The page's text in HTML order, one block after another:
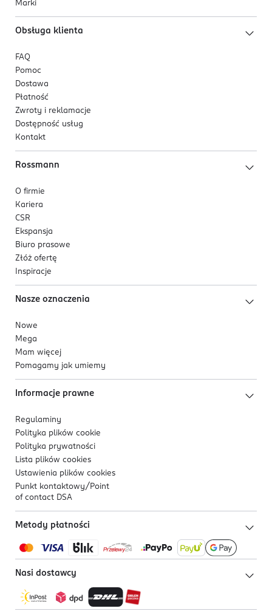
Marki
Obsługa klienta
FAQ
Pomoc
Dostawa
Płatność
Zwroty i reklamacje
Dostępność usług
Kontakt
Rossmann
O firmie
Kariera
CSR
Ekspansja
Biuro prasowe
Złóż ofertę
Inspiracje
Nasze oznaczenia
Nowe
Mega
Mam więcej
Pomagamy jak umiemy
Informacje prawne
Regulaminy
Polityka plików cookie
Polityka prywatności
Lista plików cookies
Ustawienia plików cookies
Punkt kontaktowy/ Point
of contact DSA
Metody płatności
Nasi dostawcy